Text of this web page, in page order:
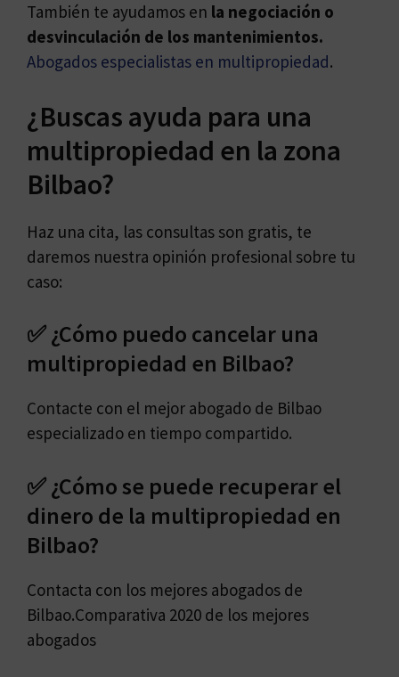
También te ayudamos en la negociación o
desvinculación de los mantenimientos.
Abogados especialistas en multipropiedad.
¿Buscas ayuda para una
multipropiedad en la zona
Bilbao?
Haz una cita, las consultas son gratis, te
daremos nuestra opinión profesional sobre tu
caso:
✅ ¿Cómo puedo cancelar una
multipropiedad en Bilbao?
Contacte con el mejor abogado de Bilbao
especializado en tiempo compartido.
✅ ¿Cómo se puede recuperar el
dinero de la multipropiedad en
Bilbao?
Contacta con los mejores abogados de
Bilbao.Comparativa 2020 de los mejores
abogados